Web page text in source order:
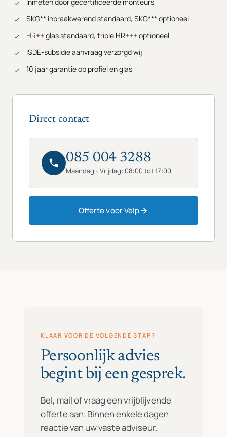
SKG** inbraakwerend standaard, SKG*** optioneel
HR++ glas standaard, triple HR+++ optioneel
ISDE-subsidie aanvraag verzorgd wij
10 jaar garantie op profiel en glas
Direct contact
085 004 3288
Maandag - Vrijdag: 08:00 tot 17:00
Offerte voor Velp
KLAAR VOOR DE VOLGENDE STAP?
Persoonlijk advies
begint bij een gesprek.
Bel, mail of vraag een vrijblijvende
offerte aan. Binnen enkele dagen
reactie van uw vaste adviseur.